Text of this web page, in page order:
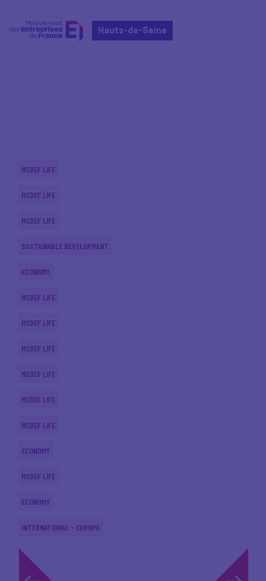
Hauts-de-Seine
MEDEF LIFE
MEDEF LIFE
MEDEF LIFE
SUSTAINABLE DEVELOPMENT
ECONOMY
MEDEF LIFE
MEDEF LIFE
MEDEF LIFE
MEDEF LIFE
MEDEF LIFE
MEDEF LIFE
ECONOMY
MEDEF LIFE
ECONOMY
INTERNATIONAL - EUROPE